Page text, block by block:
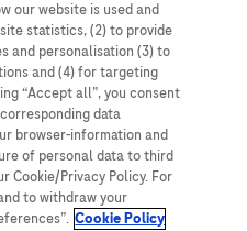
med noen gyldig juridisk
bruk i bostedslandet ditt.
andres innlegg, men
innlegg så langt det lar seg gjøre.
nettsider som det lenkes til.
for bruk annet sted er ikke
til annonsører, og slikt
å rapportere bivirkninger eller
our website is used and
statistics, (2) to provide
and personalisation (3) to
and (4) for targeting
“Accept all”, you consent
data
browser-information and
of personal data to third
Cookie/Privacy Policy. For
to withdraw your
Cookie Policy